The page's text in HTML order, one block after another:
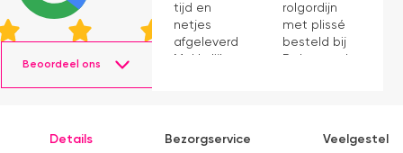
Beoordeel ons
tijd en
netjes
afgeleverd.
rolgordijn
met plissé
besteld bij
en binnen
Details
Bezorgservice